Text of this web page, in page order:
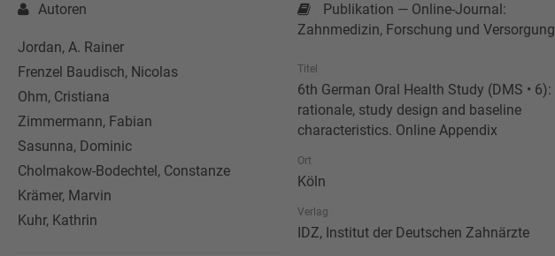
Autoren
Jordan, A. Rainer
Frenzel Baudisch, Nicolas
Ohm, Cristiana
Zimmermann, Fabian
Sasunna, Dominic
Cholmakow-Bodechtel, Constanze
Krämer, Marvin
Kuhr, Kathrin
Publikation — Online-Journal:
Zahnmedizin, Forschung und Versorgung
Titel
6th German Oral Health Study (DMS • 6):
rationale, study design and baseline
characteristics. Online Appendix
Ort
Köln
Verlag
IDZ, Institut der Deutschen Zahnärzte